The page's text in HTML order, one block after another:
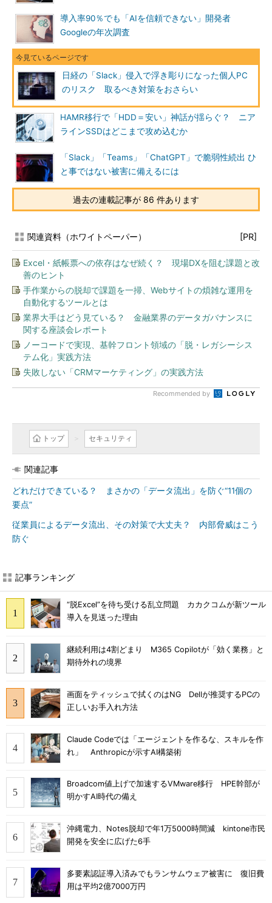
導入率90％でも「AIを信頼できない」開発者
Googleの年次調査
日経の「Slack」侵入で浮き彫りになった個人PC
のリスク 取るべき対策をおさらい
HAMR移行で「HDD＝安い」神話が揺らぐ？ ニア
ラインSSDはどこまで攻め込むか
「Slack」「Teams」「ChatGPT」で脆弱性続出 ひ
と事ではない被害に備えるには
過去の連載記事が 86 件あります
関連資料（ホワイトペーパー） [PR]
Excel・紙帳票への依存はなぜ続く？ 現場DXを阻む課題と改
善のヒント
手作業からの脱却で課題を一掃、Webサイトの煩雑な運用を
自動化するツールとは
業界大手はどう見ている？ 金融業界のデータガバナンスに
関する座談会レポート
ノーコードで実現、基幹フロント領域の「脱・レガシーシス
テム化」実践方法
失敗しない「CRMマーケティング」の実践方法
Recommended by
トップ セキュリティ
関連記事
どれだけできている？ まさかの「データ流出」を防ぐ“11個の
要点”
従業員によるデータ流出、その対策で大丈夫？ 内部脅威はこう
防ぐ
記事ランキング
“脱Excel”を待ち受ける乱立問題 カカクコムが新ツール
導入を見送った理由
継続利用は4割どまり M365 Copilotが「効く業務」と
期待外れの境界
画面をティッシュで拭くのはNG Dellが推奨するPCの
正しいお手入れ方法
Claude Codeでは「エージェントを作るな、スキルを作
れ」 Anthropicが示すAI構築術
Broadcom値上げで加速するVMware移行 HPE幹部が
明かすAI時代の備え
沖縄電力、Notes脱却で年1万5000時間減 kintone市民
開発を安全に広げた6手
多要素認証導入済みでもランサムウェア被害に 復旧費
用は平均2億7000万円